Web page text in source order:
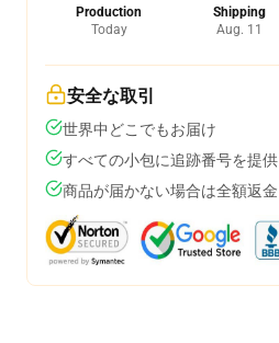
Production
Today
Shipping
Aug. 11
安全な取引
世界中どこでもお届け
すべての小包に追跡番号を提供
商品が届かない場合は全額返金